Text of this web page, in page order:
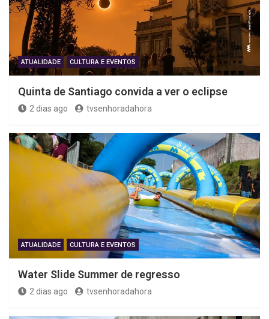
ATUALIDADE CULTURA E EVENTOS
Quinta de Santiago convida a ver o eclipse
2 dias ago tvsenhoradahora
ATUALIDADE CULTURA E EVENTOS
Water Slide Summer de regresso
2 dias ago tvsenhoradahora